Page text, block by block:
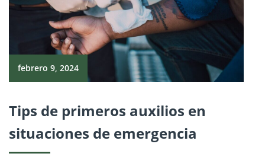
febrero 9, 2024
Tips de primeros auxilios en
situaciones de emergencia